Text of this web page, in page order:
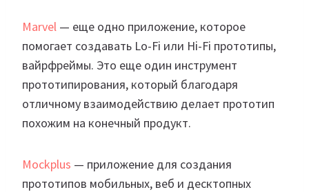
Marvel — еще одно приложение, которое
помогает создавать Lo-Fi или Hi-Fi прототипы,
вайрфреймы. Это еще один инструмент
прототипирования, который благодаря
отличному взаимодействию делает прототип
похожим на конечный продукт.
Mockplus — приложение для создания
прототипов мобильных, веб и десктопных